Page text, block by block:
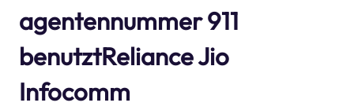
agentennummer 911
benutztReliance Jio
Infocomm